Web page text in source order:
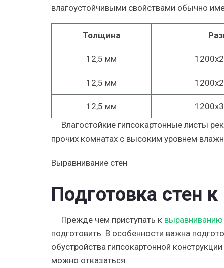
влагоустойчивыми свойствами обычно
Толщина
12,5 мм
12,5 мм
12,5 мм
Влагостойкие гипсокартонные листы
прочих комнатах с высоким уровнем
Выравнивание стен
Подготовка стен
Прежде чем приступать к выравниванию
подготовить. В особенности важна
обустройства гипсокартонной
можно отказаться.